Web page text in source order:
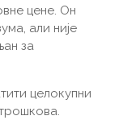
цене. Он
али није
за
целокупни